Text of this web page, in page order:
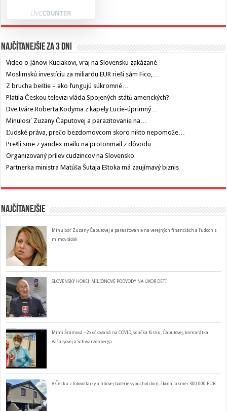
Najčítanejšie za 3 dni
Video o Jánovi Kuciakovi, vraj na Slovensku zakázané
Moslimskú investíciu za miliardu EUR rieši sám Fico,…
Z brucha beštie – ako fungujú súkromné…
Platila Českou televizi vláda Spojených států amerických?
Dve tváre Roberta Kodyma z kapely Lucie-úprimný…
Minulosť Zuzany Čaputovej a parazitovanie na…
Ľudské práva, prečo bezdomovcom skoro nikto nepomože…
Prešli sme z yandex mailu na protonmail z dôvodu…
Organizovaný prílev cudzincov na Slovensko
Partnerka ministra Matúša Šutaja Eštoka má zaujímavý biznis
Najčítanejšie
Minulosť Zuzany Čaputovej a parazitovanie na verejných financiách a ľudoch z
mimovládok
SLOVENSKÝ HOKEJ: MILIÓNOVÉ PODVODY NA ÚKOR DETÍ
Mimi Šramová – 2x očkovaná na COVID, volička Kisku, Čaputovej, kamarátka
Vašáryovej a Schwarzenberga
V Česku z fotovoltaiky a lítiovej batérie vybuchol dom, škoda takmer 300 000 EUR